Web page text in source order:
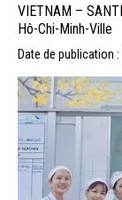
VIETNAM –
Hô-Chi-Minh-Ville
Date de publication